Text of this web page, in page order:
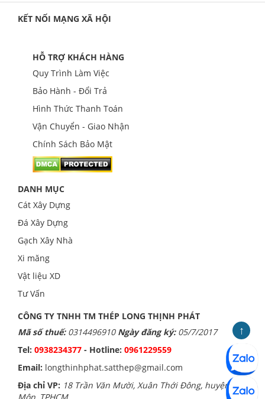
KẾT NỐI MẠNG XÃ HỘI
HỖ TRỢ KHÁCH HÀNG
Quy Trình Làm Việc
Bảo Hành - Đổi Trả
Hình Thức Thanh Toán
Vận Chuyển - Giao Nhận
Chính Sách Bảo Mật
DANH MỤC
Cát Xây Dựng
Đá Xây Dựng
Gạch Xây Nhà
Xi măng
Vật liệu XD
Tư Vấn
CÔNG TY TNHH TM THÉP LONG THỊNH PHÁT
Mã số thuế: 0314496910Ngày đăng ký: 05/7/2017
Tel: 0938234377 - Hotline: 0961229559
Email: longthinhphat.satthep@gmail.com
Địa chỉ VP: 18 Trần Văn Mười, Xuân Thới Đông, huyện Hóc
Môn, TPHCM
↑